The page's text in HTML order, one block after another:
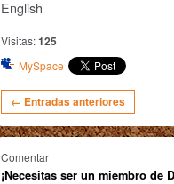
English
Visitas:125
MySpace
← Entradas anteriores
Comentar
¡Necesitas ser un miembro de